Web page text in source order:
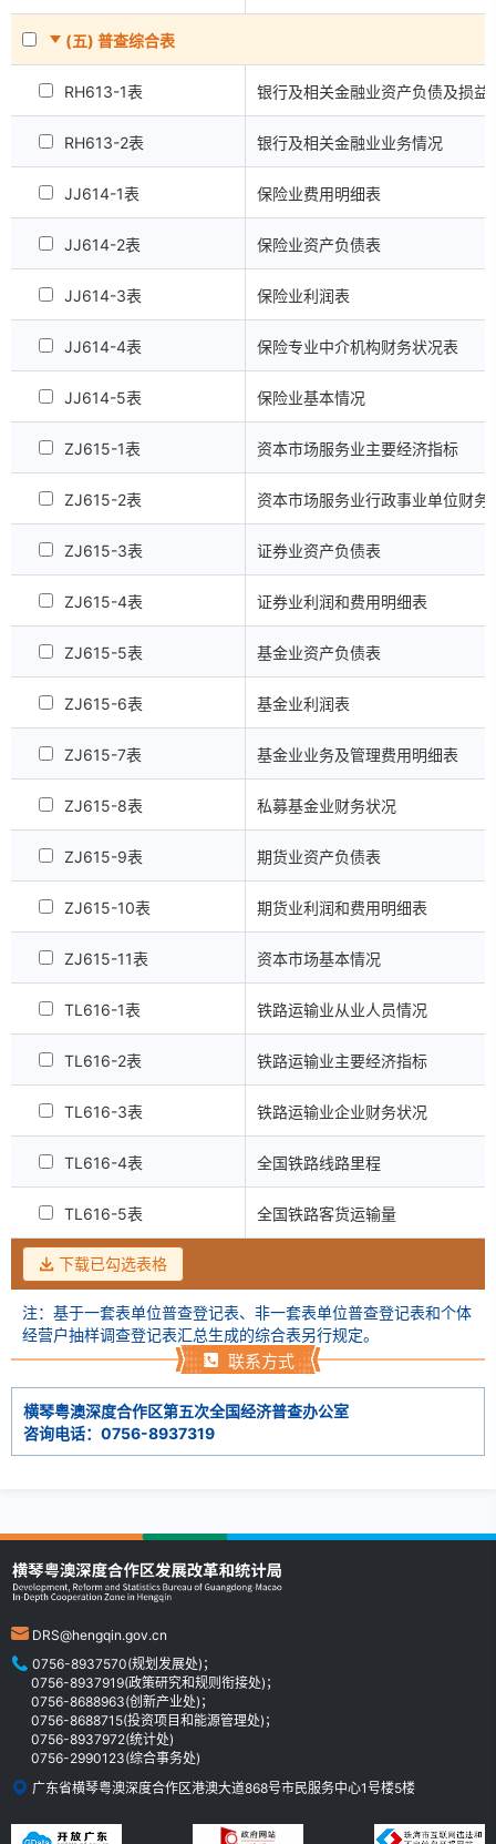
(五) 普查综合表
RH613-1表 银行及相关金融业资产负债及损益
RH613-2表 银行及相关金融业业务情况
JJ614-1表 保险业费用明细表
JJ614-2表 保险业资产负债表
JJ614-3表 保险业利润表
JJ614-4表 保险专业中介机构财务状况表
JJ614-5表 保险业基本情况
ZJ615-1表 资本市场服务业主要经济指标
ZJ615-2表 资本市场服务业行政事业单位财务
ZJ615-3表 证券业资产负债表
ZJ615-4表 证券业利润和费用明细表
ZJ615-5表 基金业资产负债表
ZJ615-6表 基金业利润表
ZJ615-7表 基金业业务及管理费用明细表
ZJ615-8表 私募基金业财务状况
ZJ615-9表 期货业资产负债表
ZJ615-10表 期货业利润和费用明细表
ZJ615-11表 资本市场基本情况
TL616-1表 铁路运输业从业人员情况
TL616-2表 铁路运输业主要经济指标
TL616-3表 铁路运输业企业财务状况
TL616-4表 全国铁路线路里程
TL616-5表 全国铁路客货运输量
下载已勾选表格
注：基于一套表单位普查登记表、非一套表单位普查登记表和个体
经营户抽样调查登记表汇总生成的综合表另行规定。
联系方式
横琴粤澳深度合作区第五次全国经济普查办公室
咨询电话：0756-8937319
DRS@hengqin.gov.cn
0756-8937570(规划发展处)；
0756-8937919(政策研究和规则衔接处)；
0756-8688963(创新产业处)；
0756-8688715(投资项目和能源管理处)；
0756-8937972(统计处)
0756-2990123(综合事务处)
广东省横琴粤澳深度合作区港澳大道868号市民服务中心1号楼5楼